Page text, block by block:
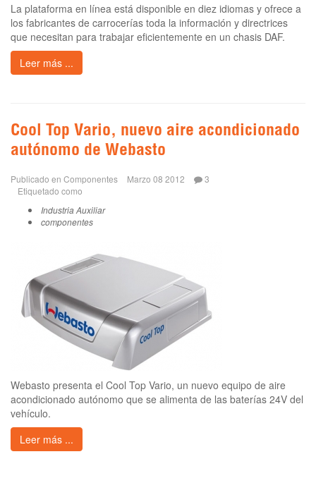
La plataforma en línea está disponible en diez idiomas y ofrece a
los fabricantes de carrocerías toda la información y directrices
que necesitan para trabajar eficientemente en un chasis DAF.
Leer más ...
Cool Top Vario, nuevo aire acondicionado
autónomo de Webasto
Publicado en Componentes Marzo 08 2012
3
Etiquetado como
Industria Auxiliar
componentes
Webasto presenta el Cool Top Vario, un nuevo equipo de aire
acondicionado autónomo que se alimenta de las baterías 24V del
vehículo.
Leer más ...